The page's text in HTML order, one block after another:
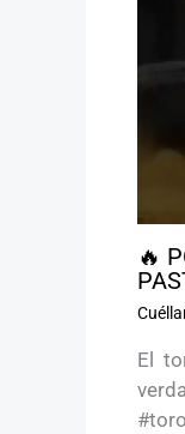
🔥
El